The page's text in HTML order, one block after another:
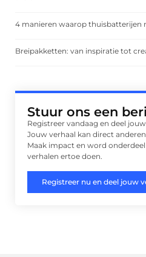
4 manieren waarop thuisbatterijen
Breipakketten: van inspiratie tot
Stuur ons een
Registreer vandaag en deel
Jouw verhaal kan direct
Maak impact en word
verhalen ertoe doen.
Registreer nu en deel jouw